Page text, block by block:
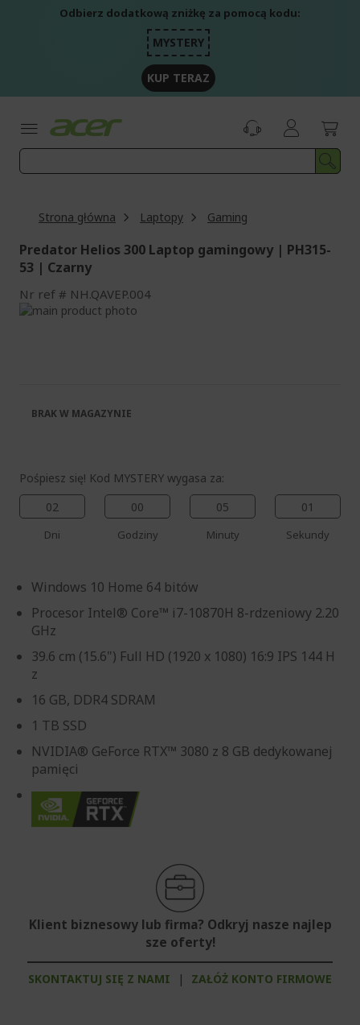
Odbierz dodatkową zniżkę za pomocą kodu:
MYSTERY
KUP TERAZ
Strona główna Laptopy Gaming
Predator Helios 300 Laptop gamingowy | PH315-
53 | Czarny
Nr ref NH.QAVEP.004
Przejdź
Pośpiesz się! Kod MYSTERY wygasa za:
02
Dni
00
Godziny
05
Minuty
00
Sekundy
Windows 10 Home 64 bitów
Procesor Intel® Core™ i7-10870H 8-rdzeniowy 2.20
GHz
39.6 cm (15.6") Full HD (1920 x 1080) 16:9 IPS 144 H
z
16 GB, DDR4 SDRAM
1 TB SSD
NVIDIA® GeForce RTX™ 3080 z 8 GB dedykowanej
pamięci
Klient biznesowy lub firma? Odkryj nasze najlep
sze oferty!
SKONTAKTUJ SIĘ Z NAMI | ZAŁÓŻ KONTO FIRMOWE
BRAK W MAGAZYNIE